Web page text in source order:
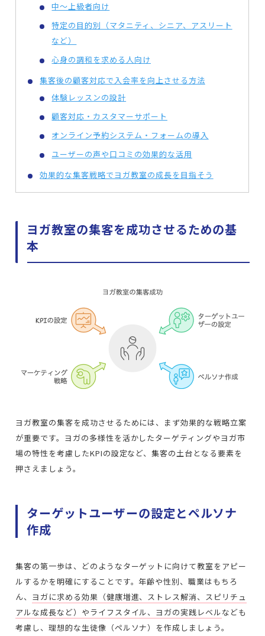
中〜上級者向け
特定の目的別（マタニティ、シニア、アスリート
など）
心身の調和を求める人向け
集客後の顧客対応で入会率を向上させる方法
体験レッスンの設計
顧客対応・カスタマーサポート
オンライン予約システム・フォームの導入
ユーザーの声や口コミの効果的な活用
効果的な集客戦略でヨガ教室の成長を目指そう
ヨガ教室の集客を成功させるための基
本
ヨガ教室の集客を成功させるためには、まず効果的な戦略立案
が重要です。ヨガの多様性を活かしたターゲティングやヨガ市
場の特性を考慮したKPIの設定など、集客の土台となる要素を
押さえましょう。
ターゲットユーザーの設定とペルソナ
作成
集客の第一歩は、どのようなターゲットに向けて教室をアピー
ルするかを明確にすることです。年齢や性別、職業はもちろ
ん、 ヨガに求める効果（健康増進、ストレス解消、スピリチュ
アルな成長など）やライフスタイル、ヨガの実践レベルなども
考慮し、理想的な生徒像（ペルソナ）を作成しましょう。